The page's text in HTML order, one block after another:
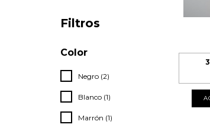
Filtros
Color
Negro (2)
Blanco (1)
Marrón (1)
3